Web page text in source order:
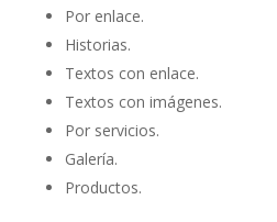
Por enlace.
Historias.
Textos con enlace.
Textos con imágenes.
Por servicios.
Galería.
Productos.